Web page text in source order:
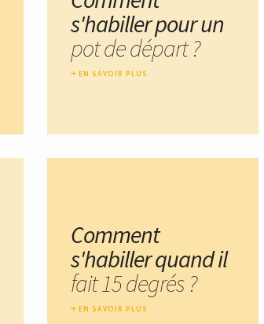
s'habiller pour un
pot de départ ?
EN SAVOIR PLUS
Comment
s'habiller quand il
fait 15 degrés ?
EN SAVOIR PLUS